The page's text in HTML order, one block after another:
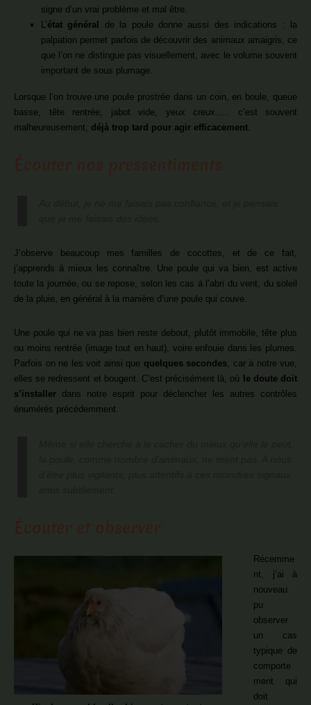
signe d’un vrai problème et mal être.
L’état général de la poule donne aussi des indications : la
palpation permet parfois de découvrir des animaux amaigris, ce
que l’on ne distingue pas visuellement, avec le volume souvent
important de sous plumage.
Lorsque l’on trouve une poule prostrée dans un coin, en boule, queue
basse, tête rentrée, jabot vide, yeux creux….. c’est souvent
malheureusement, déjà trop tard pour agir efficacement
J’observe beaucoup mes familles de cocottes, et de ce fait,
j’apprends à mieux les connaître. Une poule qui va bien, est active
toute la journée, ou se repose, selon les cas à l’abri du vent, du soleil
de la pluie, en général à la manière d’une poule qui couve.
Une poule qui ne va pas bien reste debout, plutôt immobile, tête plus
ou moins rentrée (image tout en haut), voire enfouie dans les plumes.
Parfois on ne les voit ainsi que quelques secondes , car à notre vue,
elles se redressent et bougent. C’est précisément là, où
le doute doit
s’installer dans notre esprit pour déclencher les autres contrôles
énumérés précédemment.
Récemme
nt, j’ai à
nouveau
pu
observer
un cas
typique de
comporte
ment qui
doit